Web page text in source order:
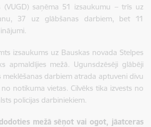
(VUGD) saņēma 51 izsaukumu – trīs uz
37 uz glābšanas darbiem, bet 11
izsaukums uz Bauskas novada Stelpes
apmaldījies mežā. Ugunsdzēsēji glābēji
meklēšanas darbiem atrada aptuveni divu
notikuma vietas. Cilvēks tika izvests no
policijas darbiniekiem.
mežā sēņot vai ogot, jāatceras